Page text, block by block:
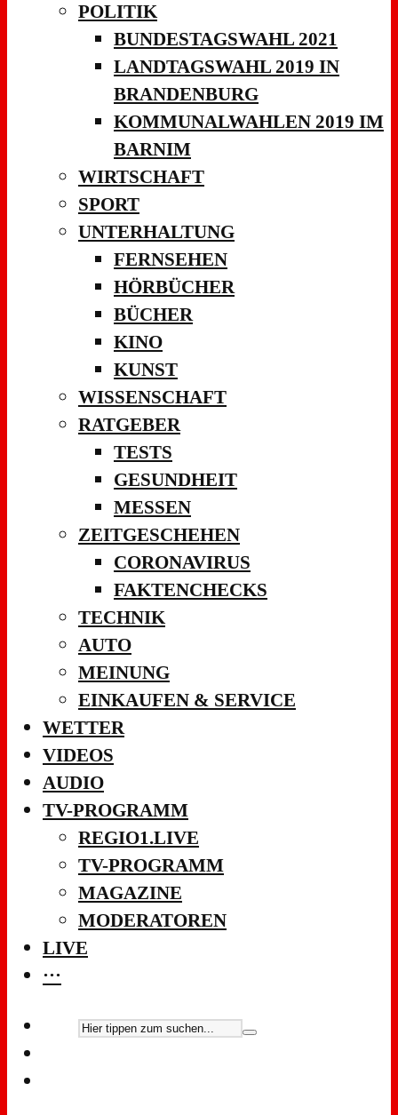
POLITIK
BUNDESTAGSWAHL 2021
LANDTAGSWAHL 2019 IN
BRANDENBURG
KOMMUNALWAHLEN 2019 IM
BARNIM
WIRTSCHAFT
SPORT
UNTERHALTUNG
FERNSEHEN
HÖRBÜCHER
BÜCHER
KINO
KUNST
WISSENSCHAFT
RATGEBER
TESTS
GESUNDHEIT
MESSEN
ZEITGESCHEHEN
CORONAVIRUS
FAKTENCHECKS
TECHNIK
AUTO
MEINUNG
EINKAUFEN & SERVICE
WETTER
VIDEOS
AUDIO
TV-PROGRAMM
REGIO1.LIVE
TV-PROGRAMM
MAGAZINE
MODERATOREN
LIVE
···